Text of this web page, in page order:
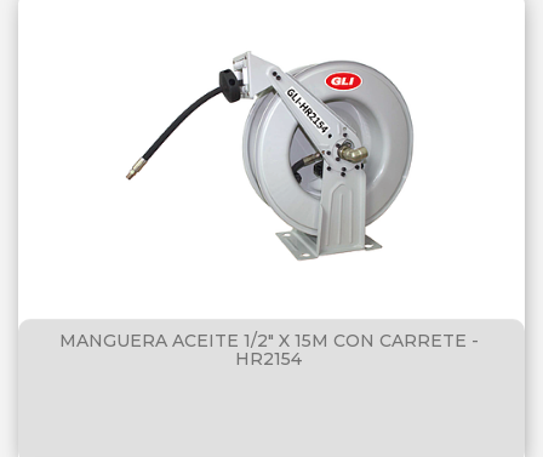
MANGUERA ACEITE 1/2" X 15M CON CARRETE -
HR2154